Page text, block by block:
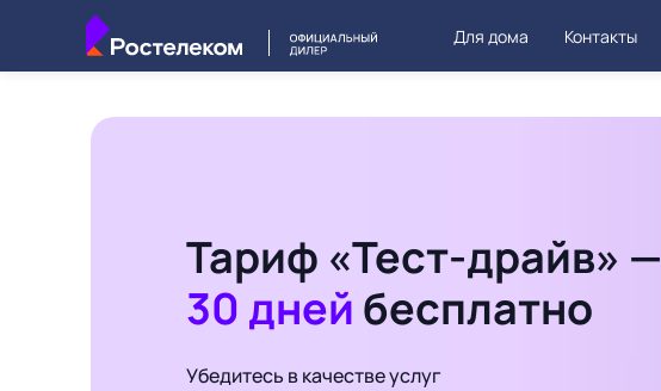
Для дома Контакты
Тариф «Тест-драйв» —
30 дней бесплатно
Убедитесь в качестве услуг